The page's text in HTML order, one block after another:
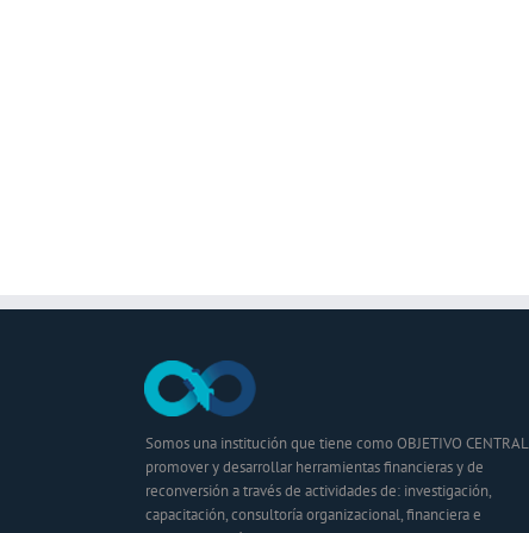
Somos una institución que tiene como OBJETIVO CENTRAL
promover y desarrollar herramientas financieras y de
reconversión a través de actividades de: investigación,
capacitación, consultoría organizacional, financiera e